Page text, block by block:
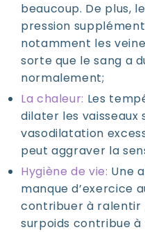
beaucoup. De plus,
pression
notamment les
sorte que le sang a
normalement;
La chaleur: Les
dilater les vaisseaux
vasodilatation
peut aggraver la
Hygiène de vie: Une
manque d’exercice
contribuer à ralentir
surpoids contribue